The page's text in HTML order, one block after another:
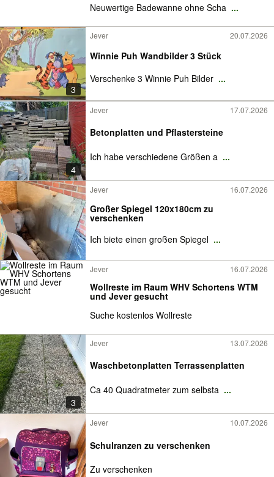
Neuwertige Badewanne ohne Scha ...
3
Jever 20.07.2026
Winnie Puh Wandbilder 3 Stück
Verschenke 3 Winnie Puh Bilder ...
4
Jever 17.07.2026
Betonplatten und Pflastersteine
Ich habe verschiedene Größen a ...
Jever 16.07.2026
Großer Spiegel 120x180cm zu
verschenken
Ich biete einen großen Spiegel ...
Jever 16.07.2026
Wollreste im Raum WHV Schortens WTM
und Jever gesucht
Suche kostenlos Wollreste
3
Jever 13.07.2026
Waschbetonplatten Terrassenplatten
Ca 40 Quadratmeter zum selbsta ...
Jever 10.07.2026
Schulranzen zu verschenken
Zu verschenken